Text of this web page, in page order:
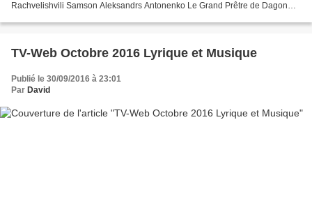
Rachvelishvili Samson Aleksandrs Antonenko Le Grand Prêtre de Dagon
TV-Web Octobre 2016 Lyrique et Musique
Publié le 30/09/2016 à 23:01
Par David